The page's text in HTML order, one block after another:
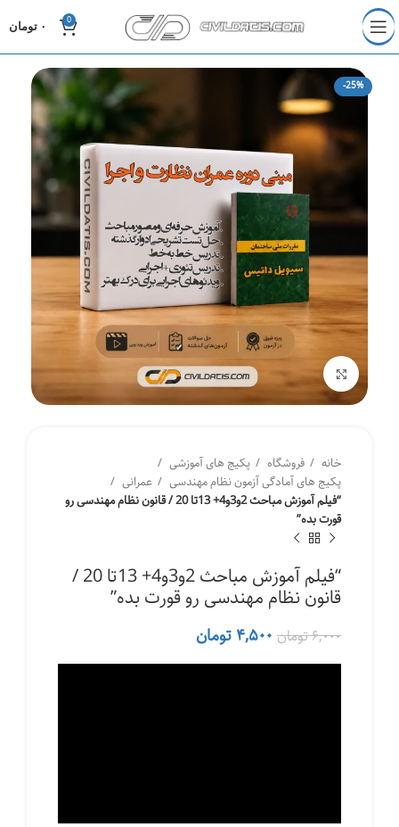
0 ۰ تومان
-25%
برای بزرگنمایی کلیک کنید
خانه فروشگاه
پکیج های آموزشی
پکیج های آمادگی آزمون نظام مهندسی
عمرانی
“فیلم آموزش مباحث 2و3و4+ 13تا 20 / قانون نظام مهندسی رو
قورت بده”
“فیلم آموزش مباحث 2و3و4+ 13تا 20 /
قانون نظام مهندسی رو قورت بده”
۶,۰۰۰تومان قیمت
۶,۰۰۰ تومان
۴,۵۰۰تومان
۴,۵۰۰ تومان